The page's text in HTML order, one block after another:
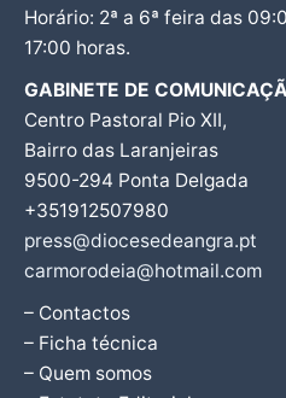
Horário: 2ª a 6ª feira das
17:00 horas.
GABINETE DE
Centro Pastoral Pio XII,
Bairro das Laranjeiras
9500-294 Ponta Delgada
+351912507980
press@diocesedeangra.pt
carmorodeia@hotmail.com
– Contactos
– Ficha técnica
– Quem somos